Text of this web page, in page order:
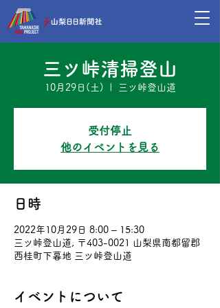
三ツ峠清掃登山
10月29日(土) 三ツ峠登山道
受付停止
他のイベントを見る
日時
2022年10月29日 8:00 – 15:30
三ツ峠登山道, 〒403-0021 山梨県南都留郡
西桂町下暮地 三ツ峠登山道
イベントについて